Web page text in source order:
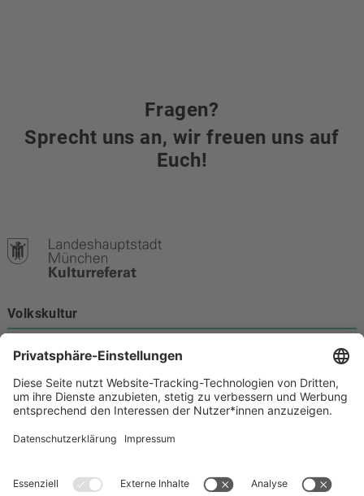
Fragen?
Sprecht uns an, wir freuen uns auf
Euch!
Volkskultur
80331 München
Kontakt
089 233-21172
volkskultur@muenchen.de
Volkskultur auf Facebook
Volkskultur Instagram
Volkskultur auf Youtube